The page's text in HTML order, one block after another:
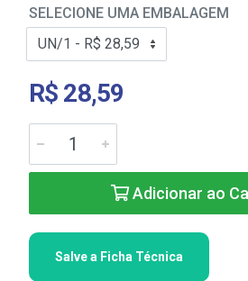
SELECIONE UMA EMBALAGEM
R$ 28,59
Adicionar ao
Salve a Ficha Técnica